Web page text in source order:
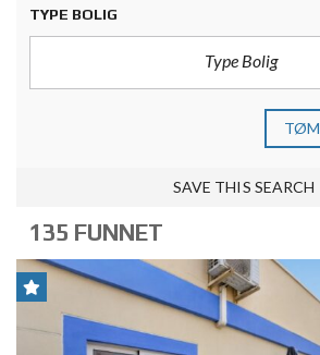
TYPE BOLIG
Type Bolig
TØM
SAVE THIS SEARCH
135 FUNNET